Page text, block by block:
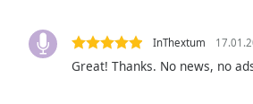
Color
InThextum
Great! Thanks. No news, no